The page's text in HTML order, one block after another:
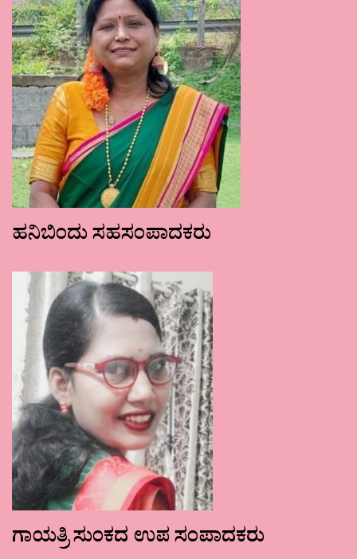
ಹನಿಬಿಂದು ಸಹಸಂಪಾದಕರು
ಗಾಯತ್ರಿ ಸುಂಕದ ಉಪ ಸಂಪಾದಕರು